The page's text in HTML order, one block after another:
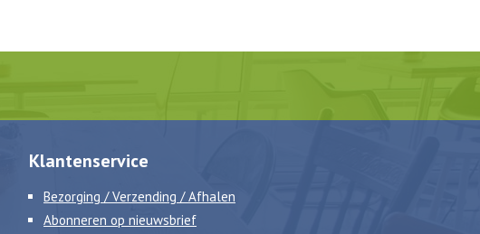
Klantenservice
Bezorging / Verzending / Afhalen
Abonneren op nieuwsbrief